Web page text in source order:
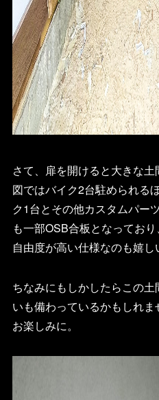
さて、扉を開けると大きな
図ではバイク2台駐められる
ク1台とその他カスタムパー
も一部OSB合板となってお
自由度が高い仕様なのも嬉し
ちなみにもしかしたらこの
いも備わっているかもしれ
お楽しみに。